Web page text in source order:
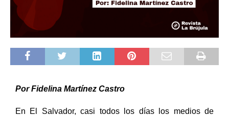
Por Fidelina Martínez Castro
En El Salvador, casi todos los días los medios de